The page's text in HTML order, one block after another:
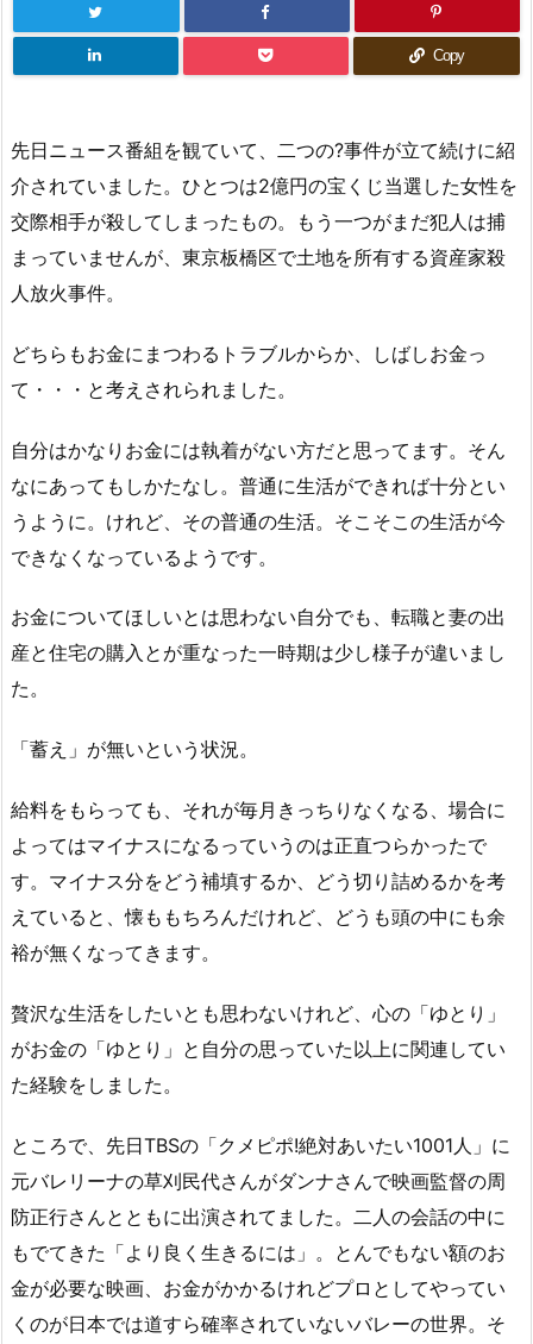
Copy
先日ニュース番組を観ていて、二つの?事件が立て続けに紹
介されていました。ひとつは2億円の宝くじ当選した女性を
交際相手が殺してしまったもの。もう一つがまだ犯人は捕
まっていませんが、東京板橋区で土地を所有する資産家殺
人放火事件。
どちらもお金にまつわるトラブルからか、しばしお金っ
て・・・と考えされられました。
自分はかなりお金には執着がない方だと思ってます。そん
なにあってもしかたなし。普通に生活ができれば十分とい
うように。けれど、その普通の生活。そこそこの生活が今
できなくなっているようです。
お金についてほしいとは思わない自分でも、転職と妻の出
産と住宅の購入とが重なった一時期は少し様子が違いまし
た。
「蓄え」が無いという状況。
給料をもらっても、それが毎月きっちりなくなる、場合に
よってはマイナスになるっていうのは正直つらかったで
す。マイナス分をどう補填するか、どう切り詰めるかを考
えていると、懐ももちろんだけれど、どうも頭の中にも余
裕が無くなってきます。
贅沢な生活をしたいとも思わないけれど、心の「ゆとり」
がお金の「ゆとり」と自分の思っていた以上に関連してい
た経験をしました。
ところで、先日TBSの「クメピポ!絶対あいたい1001人」に
元バレリーナの草刈民代さんがダンナさんで映画監督の周
防正行さんとともに出演されてました。二人の会話の中に
もでてきた「より良く生きるには」。とんでもない額のお
金が必要な映画、お金がかかるけれどプロとしてやってい
くのが日本では道すら確率されていないバレーの世界。そ